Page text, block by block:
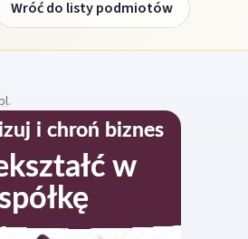
Wróć do listy podmiotów
.